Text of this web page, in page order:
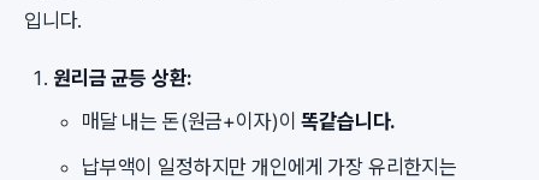
입니다.
원리금 균등 상환:
매달 내는 돈(원금+이자)이똑같습니다.
납부액이 일정하지만 개인에게 가장 유리한지는